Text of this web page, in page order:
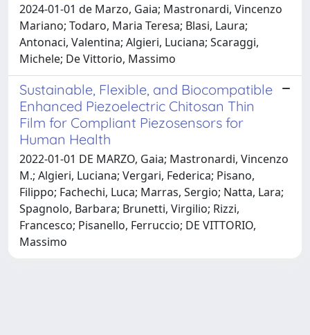
2024-01-01 de Marzo, Gaia; Mastronardi, Vincenzo
Mariano; Todaro, Maria Teresa; Blasi, Laura;
Antonaci, Valentina; Algieri, Luciana; Scaraggi,
Michele; De Vittorio, Massimo
Sustainable, Flexible, and Biocompatible
Enhanced Piezoelectric Chitosan Thin
Film for Compliant Piezosensors for
Human Health
2022-01-01 DE MARZO, Gaia; Mastronardi, Vincenzo
M.; Algieri, Luciana; Vergari, Federica; Pisano,
Filippo; Fachechi, Luca; Marras, Sergio; Natta, Lara;
Spagnolo, Barbara; Brunetti, Virgilio; Rizzi,
Francesco; Pisanello, Ferruccio; DE VITTORIO,
Massimo